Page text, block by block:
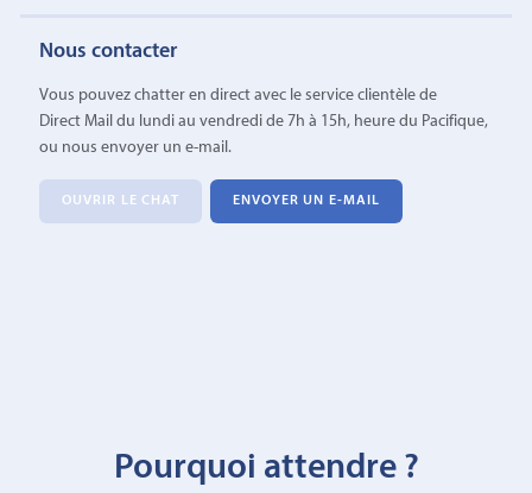
Nous contacter
Vous pouvez chatter en direct avec le service clientèle de
Direct Mail du lundi au vendredi de 7h à 15h, heure du Pacifique,
ou nous envoyer un e-mail.
OUVRIR LE CHAT ENVOYER UN E-MAIL
Pourquoi attendre ?